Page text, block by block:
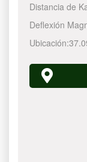
Distancia de
Deflexión
Ubicación: